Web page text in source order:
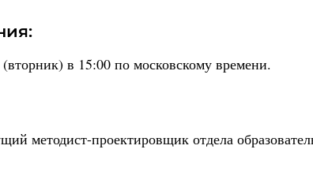
(вторник) в 15:00 по московскому времени.
методист-проектировщик отдела